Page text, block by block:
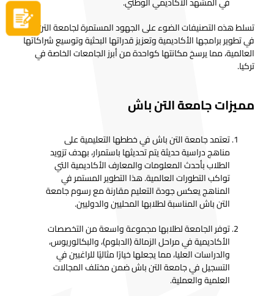
تسلط هذه التصنيفات الضوء على الجهود المستمرة لجامعة التن باش
في تطوير برامجها الأكاديمية وتعزيز قدراتها البحثية وتوسيع شراكاتها
العالمية، مما يرسخ مكانتها كواحدة من أبرز الجامعات الخاصة في
تركيا.
مميزات جامعة التن باش
تعتمد جامعة التن باش في خططها التعليمية على
مناهج دراسية حديثة يتم تحديثها باستمرار، بهدف تزويد
الطلاب بأحدث المعلومات والمعارف الأكاديمية التي
تواكب التطورات العالمية. هذا التطوير المستمر في
المناهج يعكس جودة التعليم مقارنة مع رسوم جامعة
التن باش المناسبة لطلابها المحليين والدوليين.
توفر الجامعة لطلابها مجموعة واسعة من التخصصات
الأكاديمية في مراحل الزمالة (الدبلوم)، والبكالوريوس،
والدراسات العليا، مما يجعلها خيارًا مثاليًا للراغبين في
التسجيل في جامعة التن باش ضمن مختلف المجالات
العلمية والعملية.
سجل الآن